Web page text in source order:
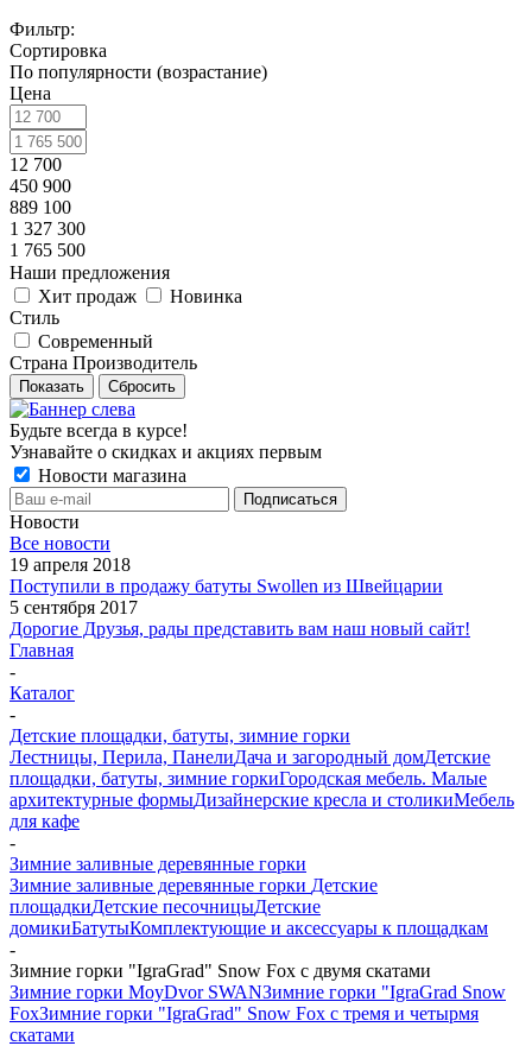
Фильтр:
Сортировка
По популярности (возрастание)
Цена
12 700
450 900
889 100
1 327 300
1 765 500
Наши предложения
Хит продаж
Новинка
Стиль
Современный
Страна Производитель
Показать Сбросить
Будьте всегда в курсе!
Узнавайте о скидках и акциях первым
Новости магазина
Новости
Все новости
19 апреля 2018
Поступили в продажу батуты Swollen из Швейцарии
5 сентября 2017
Дорогие Друзья, рады представить вам наш новый сайт!
Главная
-
Каталог
-
Детские площадки, батуты, зимние горки
Лестницы, Перила, ПанелиДача и загородный домДетские
площадки, батуты, зимние горкиГородская мебель. Малые
архитектурные формыДизайнерские кресла и столикиМебель
для кафе
-
Зимние заливные деревянные горки
Зимние заливные деревянные горки Детские
площадкиДетские песочницыДетские
домикиБатутыКомплектующие и аксессуары к площадкам
-
Зимние горки "IgraGrad" Snow Fox с двумя скатами
Зимние горки MoyDvor SWANЗимние горки "IgraGrad Snow
FoxЗимние горки "IgraGrad" Snow Fox с тремя и четырмя
скатами